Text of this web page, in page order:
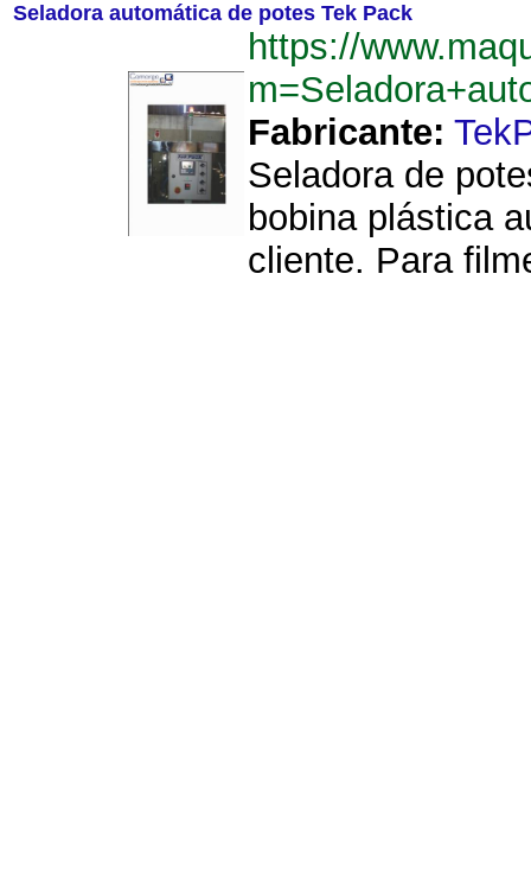
Seladora automática de potes Tek Pack
https://
Fabricante:
Seladora de
bobina plástica
cliente. Para